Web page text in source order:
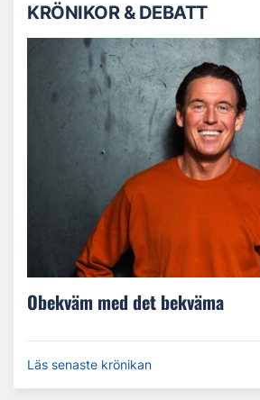
KRÖNIKOR & DEBATT
Obekväm med det bekväma
Läs senaste krönikan